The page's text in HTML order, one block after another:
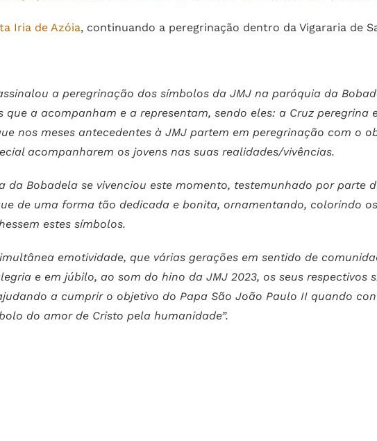
Iria de Azóia, continuando a peregrinação dentro da Vigararia de
a peregrinação dos símbolos da JMJ na paróquia da
a acompanham e a representam, sendo eles: a Cruz peregrina
nos meses antecedentes à JMJ partem em peregrinação com o
acompanharem os jovens nas suas realidades/vivências.
da Bobadela se vivenciou este momento, testemunhado por parte
de uma forma tão dedicada e bonita, ornamentando, colorindo
estes símbolos.
emotividade, que várias gerações em sentido de
e em júbilo, ao som do hino da JMJ 2023, os seus respectivos
a cumprir o objetivo do Papa São João Paulo II quando
do amor de Cristo pela humanidade”.